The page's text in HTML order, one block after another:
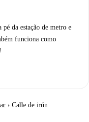
da estação de metro e
funciona como
› Calle de irún